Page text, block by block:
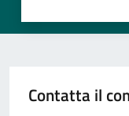
Contatta il